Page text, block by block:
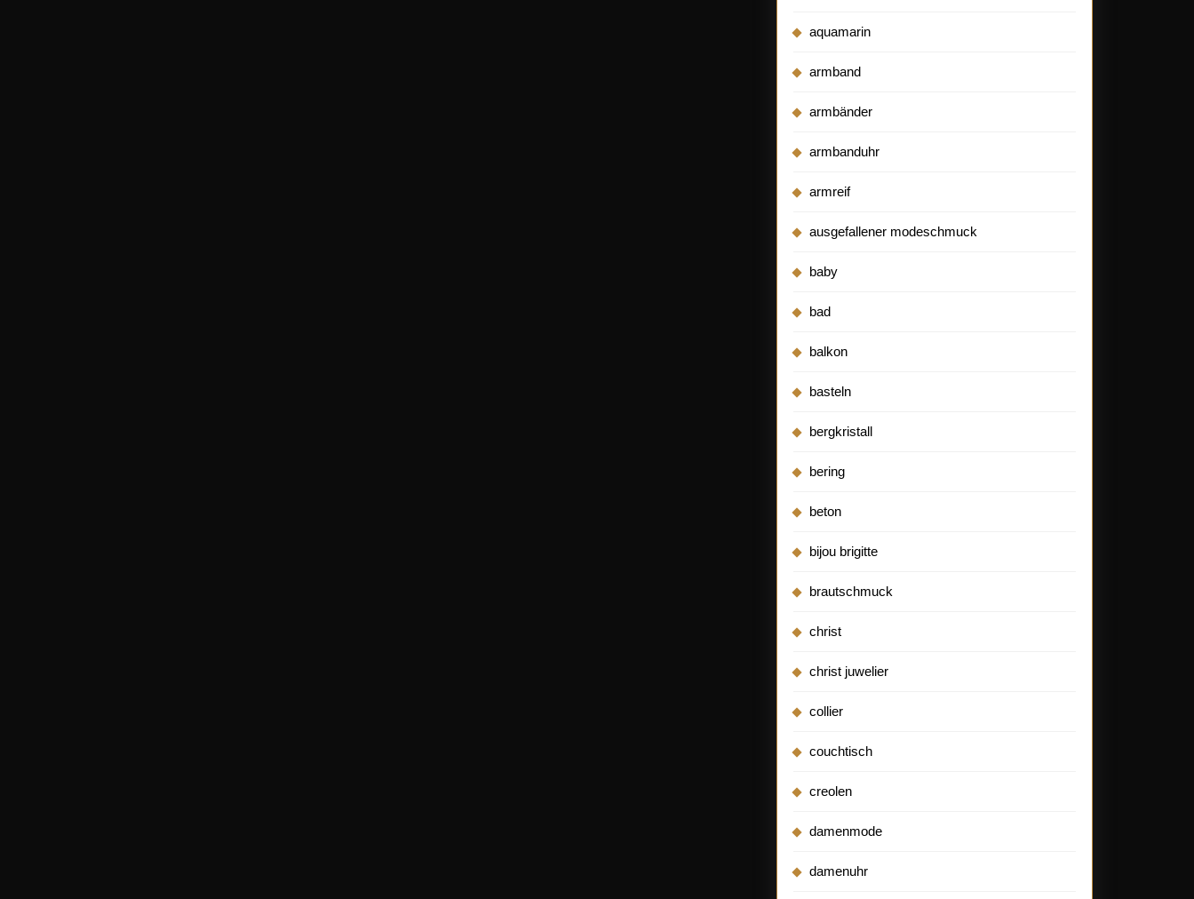
aquamarin
armband
armbänder
armbanduhr
armreif
ausgefallener modeschmuck
baby
bad
balkon
basteln
bergkristall
bering
beton
bijou brigitte
brautschmuck
christ
christ juwelier
collier
couchtisch
creolen
damenmode
damenuhr